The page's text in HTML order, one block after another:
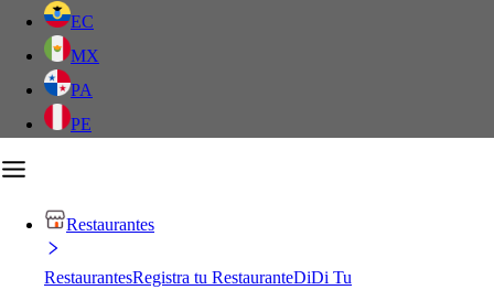
EC
MX
PA
PE
Restaurantes
RestaurantesRegistra tu RestauranteDiDi Tu